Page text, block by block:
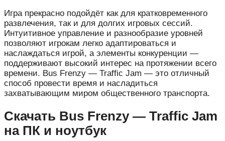
Игра прекрасно подойдёт как для кратковременного
развлечения, так и для долгих игровых сессий.
Интуитивное управление и разнообразие уровней
позволяют игрокам легко адаптироваться и
наслаждаться игрой, а элементы конкуренции —
поддерживают высокий интерес на протяжении всего
времени. Bus Frenzy — Traffic Jam — это отличный
способ провести время и насладиться
захватывающим миром общественного транспорта.
Скачать Bus Frenzy — Traffic Jam
на ПК и ноутбук